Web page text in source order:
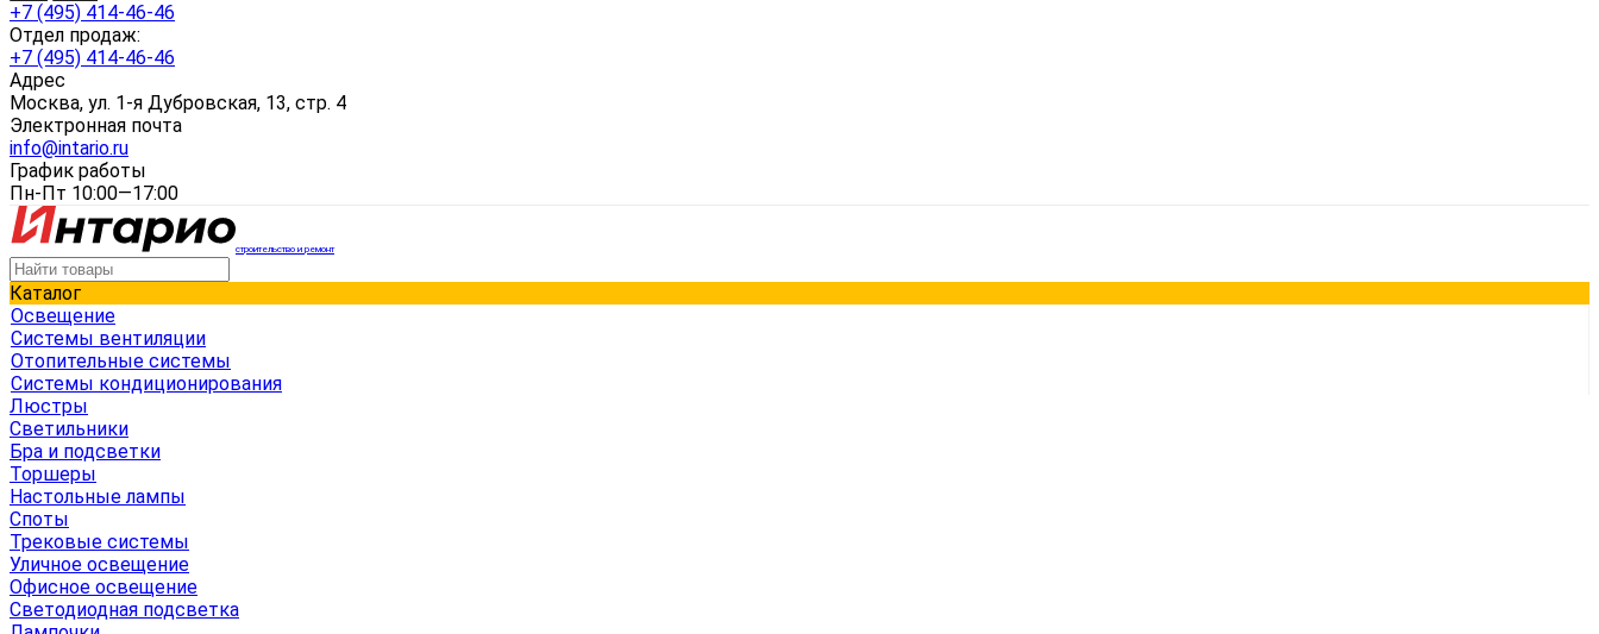
+7 (495) 414-46-46
Отдел продаж:
+7 (495) 414-46-46
Адрес
Москва, ул. 1-я Дубровская, 13, стр. 4
Электронная почта
info@intario.ru
График работы
Пн-Пт 10:00—17:00
строительство и ремонт
Каталог
Освещение
Системы вентиляции
Отопительные системы
Системы кондиционирования
Люстры
Светильники
Бра и подсветки
Торшеры
Настольные лампы
Споты
Трековые системы
Уличное освещение
Офисное освещение
Светодиодная подсветка